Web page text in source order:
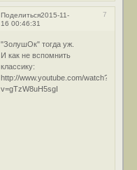
Поделиться 7
2015-11-
16 00:46:31
"ЗолушОк" тогда уж.
И как не вспомнить
классику:
http://www.youtube.com/watch?
v=gTzW8uH5sgI